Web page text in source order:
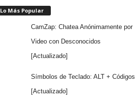
Lo Más Popular
CamZap: Chatea Anónimamente por
Video con Desconocidos
[Actualizado]
Símbolos de Teclado: ALT + Códigos
[Actualizado]